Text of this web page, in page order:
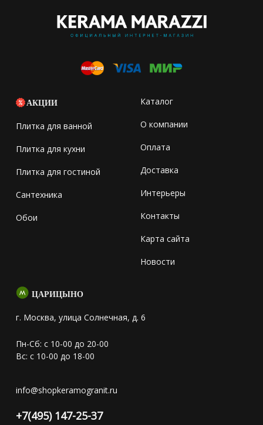
АКЦИИ
Плитка для ванной
Плитка для кухни
Плитка для гостиной
Сантехника
Обои
Каталог
О компании
Оплата
Доставка
Интерьеры
Контакты
Карта сайта
Новости
ЦАРИЦЫНО
г. Москва, улица Солнечная, д. 6
Пн-Сб: с 10-00 до 20-00
Вс: с 10-00 до 18-00
info@shopkeramogranit.ru
+7(495) 147-25-37